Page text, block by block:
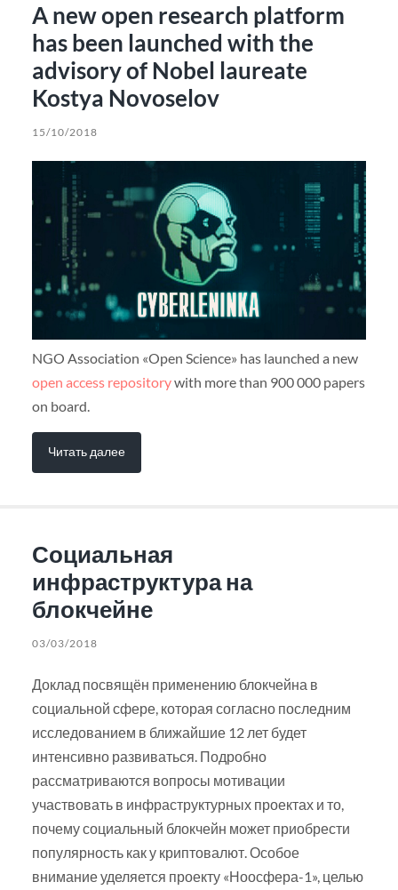
A new open research platform
has been launched with the
advisory of Nobel laureate
Kostya Novoselov
15/10/2018
NGO Association «Open Science» has launched a new
open access repositorywith more than 900 000 papers
on board.
Читать далее
Социальная
инфраструктура на
блокчейне
03/03/2018
Доклад посвящён применению блокчейна в
социальной сфере, которая согласно последним
исследованием в ближайшие 12 лет будет
интенсивно развиваться. Подробно
рассматриваются вопросы мотивации
участвовать в инфраструктурных проектах и то,
почему социальный блокчейн может приобрести
популярность как у криптовалют. Особое
внимание уделяется проекту «Ноосфера-1», целью